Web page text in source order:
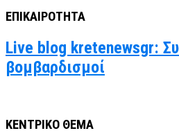
ΕΠΙΚΑΙΡΟΤΗΤΑ
Live blog kretenewsgr:
βομβαρδισμοί
ΚΕΝΤΡΙΚΟ ΘΕΜΑ